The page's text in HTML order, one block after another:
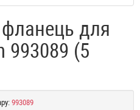
для
993089 (5
993089